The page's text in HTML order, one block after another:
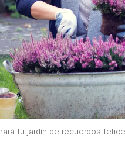
tu jardín de recuerdos